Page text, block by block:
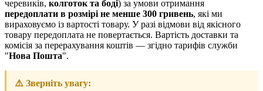
черевиків, колготок та боді) за умови отримання
передоплати в розмірі не менше 300 гривень, які ми
вираховуємо із вартості товару. У разі відмови від якісного
товару передоплата не повертається. Вартість доставки та
комісія за перерахування коштів — згідно тарифів служби
"Нова Пошта".
⚠️ Зверніть увагу: